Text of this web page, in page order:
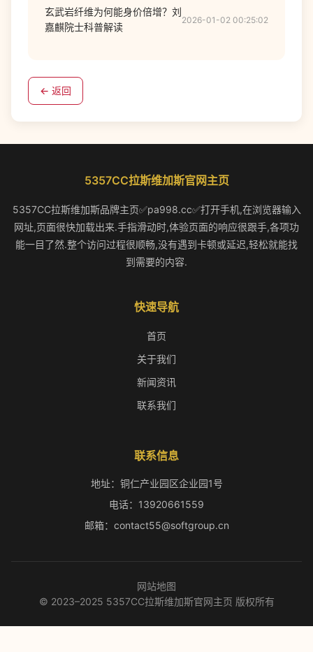
玄武岩纤维为何能身价倍增？刘
嘉麒院士科普解读
2026-01-02 00:25:02
← 返回
5357CC拉斯维加斯官网主页
5357CC拉斯维加斯品牌主页✅pa998.cc✅打开手机,在浏览器输入
网址,页面很快加载出来.手指滑动时,体验页面的响应很跟手,各项功
能一目了然.整个访问过程很顺畅,没有遇到卡顿或延迟,轻松就能找
到需要的内容.
快速导航
首页
关于我们
新闻资讯
联系我们
联系信息
地址：铜仁产业园区企业园1号
电话：13920661559
邮箱：contact55@softgroup.cn
网站地图
© 2023–2025 5357CC拉斯维加斯官网主页 版权所有